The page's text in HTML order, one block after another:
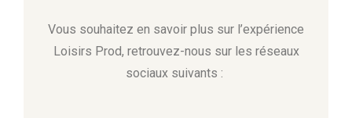
Vous souhaitez en savoir plus sur l’expérience
Loisirs Prod, retrouvez-nous sur les réseaux
sociaux suivants :